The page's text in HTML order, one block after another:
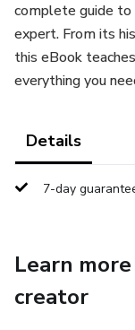
complete guide to
expert. From its
this eBook
everything you
Details
7-day
Learn
creator